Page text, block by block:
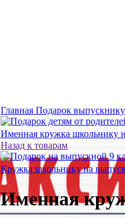
Главная Подарок выпускнику
Именная кружка школьнику
Назад к товарам
Кружка школьнику на
Именная